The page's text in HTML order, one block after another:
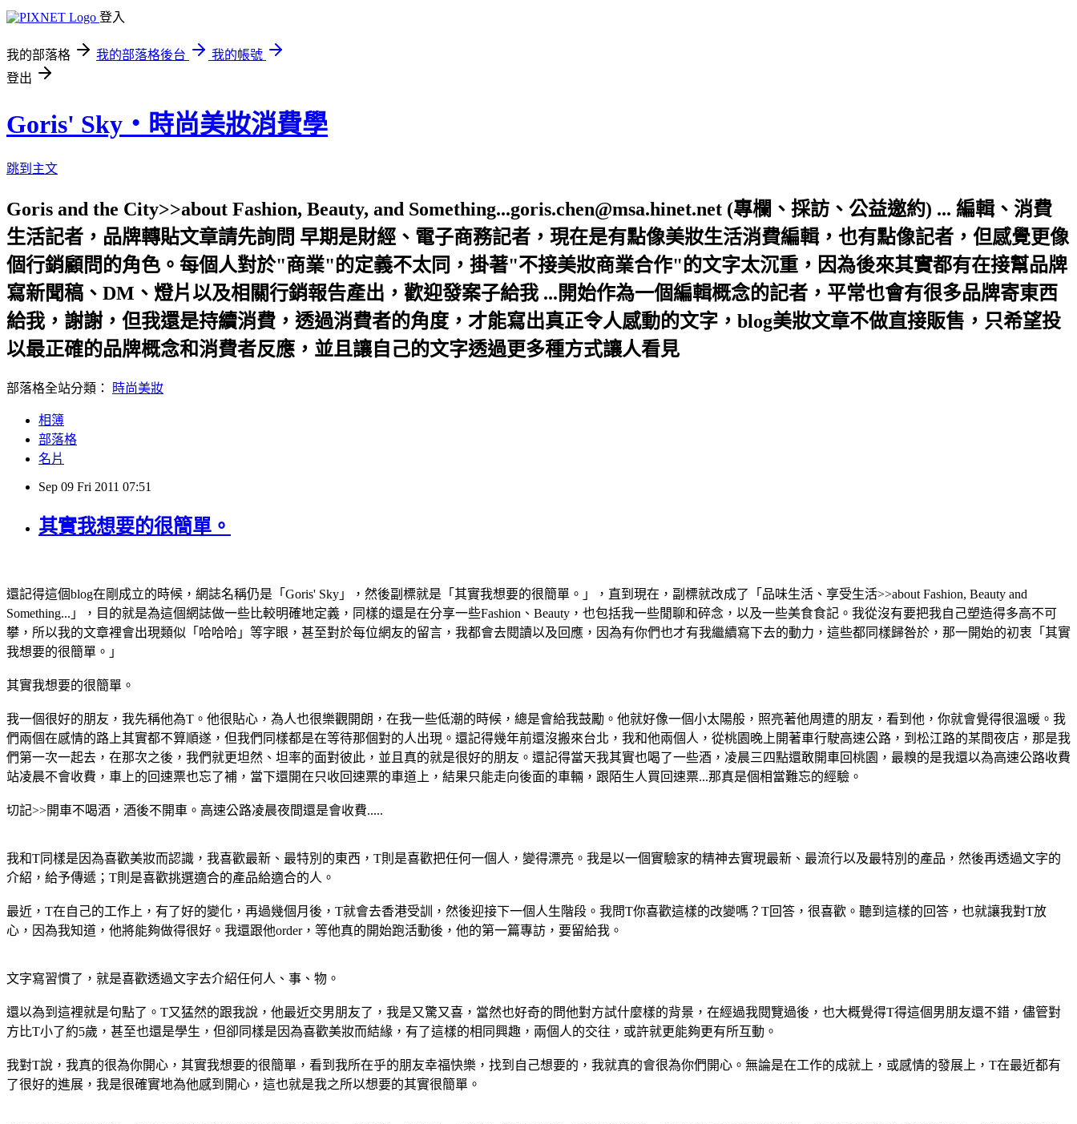
登入
我的部落格 我的部落格後台
我的帳號
登出
Goris' Sky‧時尚美妝消費學
跳到主文
Goris and the City>>about Fashion, Beauty, and Something...goris.chen@msa.hinet.net (專欄、採訪、公益邀約) ... 編輯、消費
生活記者，品牌轉貼文章請先詢問 早期是財經、電子商務記者，現在是有點像美妝生活消費編輯，也有點像記者，但感覺更像
個行銷顧問的角色。每個人對於"商業"的定義不太同，掛著"不接美妝商業合作"的文字太沉重，因為後來其實都有在接幫品牌
寫新聞稿、DM、燈片以及相關行銷報告產出，歡迎發案子給我 ...開始作為一個編輯概念的記者，平常也會有很多品牌寄東西
給我，謝謝，但我還是持續消費，透過消費者的角度，才能寫出真正令人感動的文字，blog美妝文章不做直接販售，只希望投
以最正確的品牌概念和消費者反應，並且讓自己的文字透過更多種方式讓人看見
部落格全站分類： 時尚美妝
相簿
部落格
名片
Sep 09 Fri 2011 07:51
其實我想要的很簡單。
還記得這個blog在剛成立的時候，網誌名稱仍是「Goris' Sky」，然後副標就是「其實我想要的很簡單。」，直到現在，副標就改成了「品味生活、享受生活>>about Fashion, Beauty and
Something...」，目的就是為這個網誌做一些比較明確地定義，同樣的還是在分享一些Fashion、Beauty，也包括我一些閒聊和碎念，以及一些美食食記。我從沒有要把我自己塑造得多高不可
攀，所以我的文章裡會出現類似「哈哈哈」等字眼，甚至對於每位網友的留言，我都會去閱讀以及回應，因為有你們也才有我繼續寫下去的動力，這些都同樣歸咎於，那一開始的初衷「其實
我想要的很簡單。」
其實我想要的很簡單。
我一個很好的朋友，我先稱他為T。他很貼心，為人也很樂觀開朗，在我一些低潮的時候，總是會給我鼓勵。他就好像一個小太陽般，照亮著他周遭的朋友，看到他，你就會覺得很溫暖。我
們兩個在感情的路上其實都不算順遂，但我們同樣都是在等待那個對的人出現。還記得幾年前還沒搬來台北，我和他兩個人，從桃園晚上開著車行駛高速公路，到松江路的某間夜店，那是我
們第一次一起去，在那次之後，我們就更坦然、坦率的面對彼此，並且真的就是很好的朋友。還記得當天我其實也喝了一些酒，凌晨三四點還敢開車回桃園，最糗的是我還以為高速公路收費
站凌晨不會收費，車上的回速票也忘了補，當下還開在只收回速票的車道上，結果只能走向後面的車輛，跟陌生人買回速票...那真是個相當難忘的經驗。
切記>>開車不喝酒，酒後不開車。高速公路凌晨夜間還是會收費.....
我和T同樣是因為喜歡美妝而認識，我喜歡最新、最特別的東西，T則是喜歡把任何一個人，變得漂亮。我是以一個實驗家的精神去實現最新、最流行以及最特別的產品，然後再透過文字的
介紹，給予傳遞；T則是喜歡挑選適合的產品給適合的人。
最近，T在自己的工作上，有了好的變化，再過幾個月後，T就會去香港受訓，然後迎接下一個人生階段。我問T你喜歡這樣的改變嗎？T回答，很喜歡。聽到這樣的回答，也就讓我對T放
心，因為我知道，他將能夠做得很好。我還跟他order，等他真的開始跑活動後，他的第一篇專訪，要留給我。
文字寫習慣了，就是喜歡透過文字去介紹任何人、事、物。
還以為到這裡就是句點了。T又猛然的跟我說，他最近交男朋友了，我是又驚又喜，當然也好奇的問他對方試什麼樣的背景，在經過我閱覽過後，也大概覺得T得這個男朋友還不錯，儘管對
方比T小了約5歲，甚至也還是學生，但卻同樣是因為喜歡美妝而結緣，有了這樣的相同興趣，兩個人的交往，或許就更能夠更有所互動。
我對T說，我真的很為你開心，其實我想要的很簡單，看到我所在乎的朋友幸福快樂，找到自己想要的，我就真的會很為你們開心。無論是在工作的成就上，或感情的發展上，T在最近都有
了很好的進展，我是很確實地為他感到開心，這也就是我之所以想要的其實很簡單。